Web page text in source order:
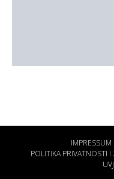
IMPRESSUM
POLITIKA PRIVATNOSTI